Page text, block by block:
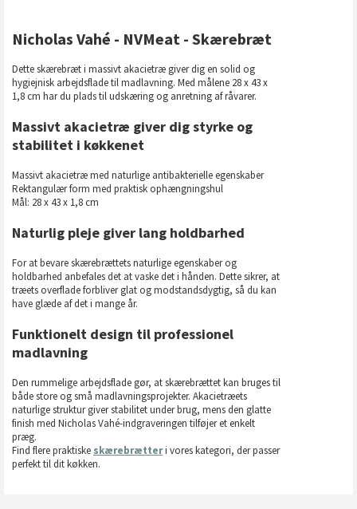
Nicholas Vahé - NVMeat - Skærebræt
Dette skærebræt i massivt akacietræ giver dig en solid og
hygiejnisk arbejdsflade til madlavning. Med målene 28 x 43 x
1,8 cm har du plads til udskæring og anretning af råvarer.
Massivt akacietræ giver dig styrke og
stabilitet i køkkenet
Massivt akacietræ med naturlige antibakterielle egenskaber
Rektangulær form med praktisk ophængningshul
Mål: 28 x 43 x 1,8 cm
Naturlig pleje giver lang holdbarhed
For at bevare skærebrættets naturlige egenskaber og
holdbarhed anbefales det at vaske det i hånden. Dette sikrer, at
træets overflade forbliver glat og modstandsdygtig, så du kan
have glæde af det i mange år.
Funktionelt design til professionel
madlavning
Den rummelige arbejdsflade gør, at skærebrættet kan bruges til
både store og små madlavningsprojekter. Akacietræets
naturlige struktur giver stabilitet under brug, mens den glatte
finish med Nicholas Vahé-indgraveringen tilføjer et enkelt
præg.
Find flere praktiske skærebrætteri vores kategori, der passer
perfekt til dit køkken.